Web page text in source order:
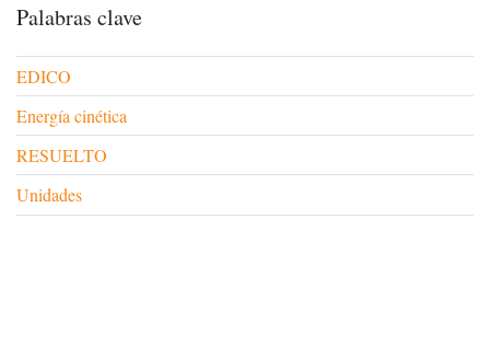
Palabras clave
EDICO
Energía cinética
RESUELTO
Unidades